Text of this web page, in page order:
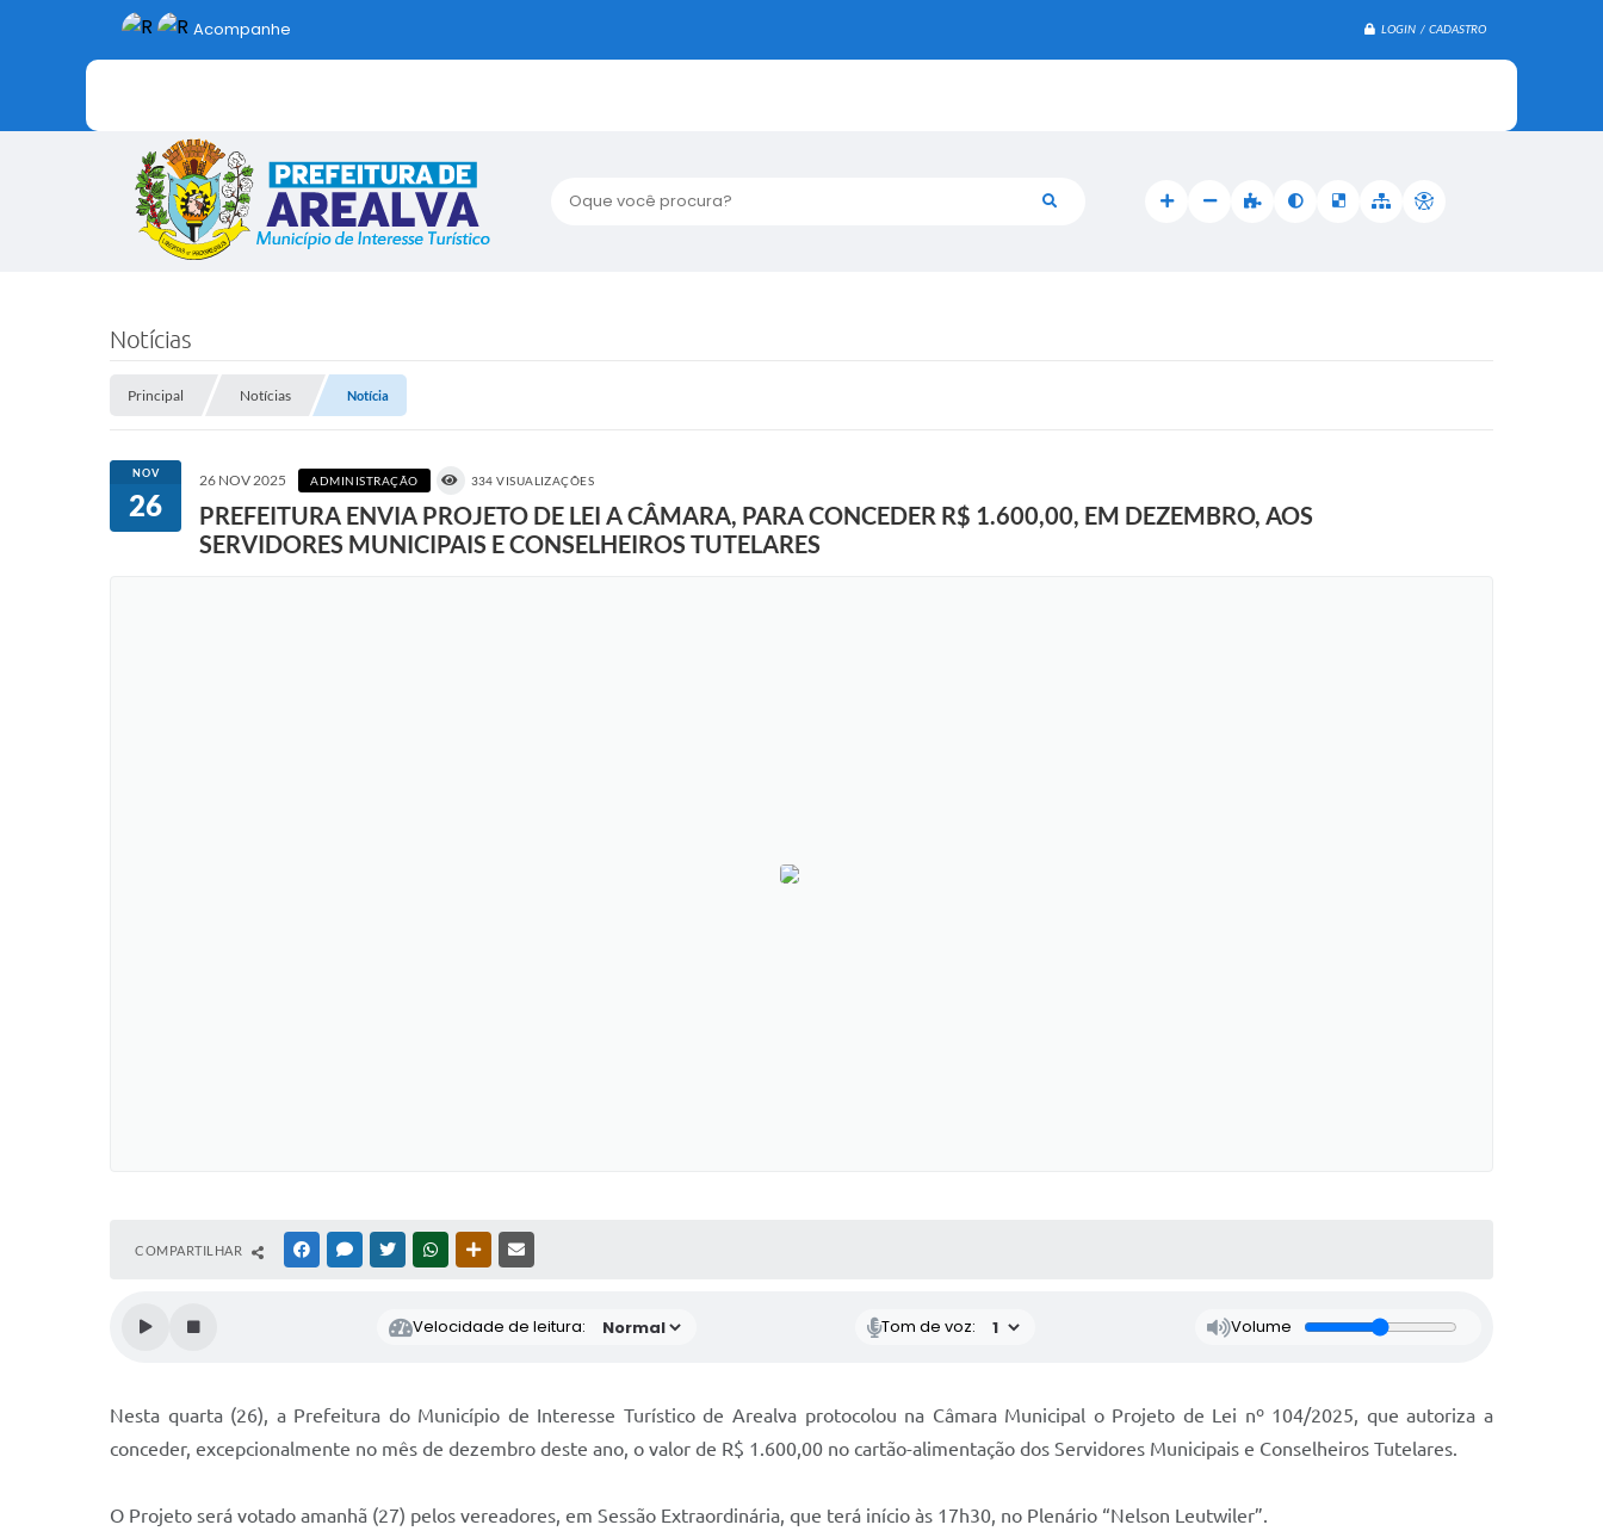
LOGIN / CADASTRO
Oque você procura?
Acompanhe
Notícias
Principal Notícias Notícia
NOV
26
26 NOV 2025 ADMINISTRAÇÃO 334 VISUALIZAÇÕES
PREFEITURA ENVIA PROJETO DE LEI A CÂMARA, PARA CONCEDER R$ 1.600,00, EM DEZEMBRO, AOS
SERVIDORES MUNICIPAIS E CONSELHEIROS TUTELARES
COMPARTILHAR FACEBOOKMESSENGER
TWITTERWHATSAPPOUTRAS MÍDIAS
Velocidade de leitura: Tom de voz: Volume
Nesta quarta (26), a Prefeitura do Município de Interesse Turístico de Arealva protocolou na Câmara Municipal o Projeto de Lei nº 104/2025, que autoriza a
conceder, excepcionalmente no mês de dezembro deste ano, o valor de R$ 1.600,00 no cartão-alimentação dos Servidores Municipais e Conselheiros Tutelares.
O Projeto será votado amanhã (27) pelos vereadores, em Sessão Extraordinária, que terá início às 17h30, no Plenário “Nelson Leutwiler”.